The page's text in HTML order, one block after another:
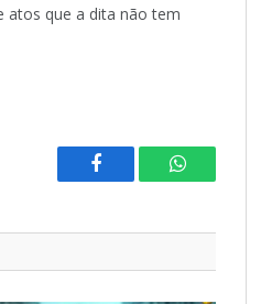
atos que a dita não tem
Facebook WhatsApp